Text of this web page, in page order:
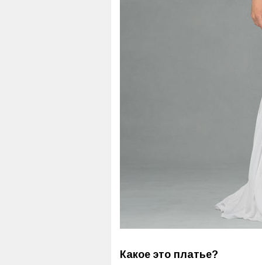
Какое это платье?